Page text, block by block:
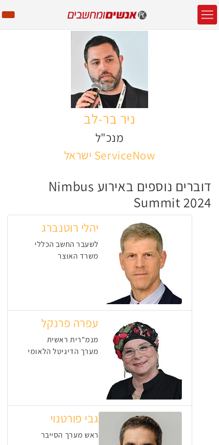
ניר בר-לב
מנכ"ל
ServiceNow ישראל
דוברים נוספים באירוע Nimbus
Summit 2024
יהלי רוטנברג
לשעבר החשב הכללי
משרד האוצר
עפרה פרנקל
מנמ"רית ראשית
מערך הדיגיטל הלאומי
גבי פורטנוי
ראש מערך הסייבר